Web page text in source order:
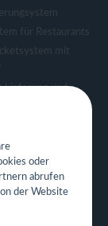
für Restaurants
mit
Lieferung und
Restaurant
oder
abrufen
der Website